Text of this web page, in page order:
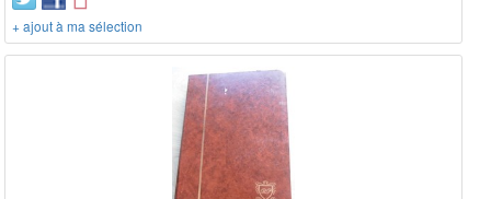
+ ajout à ma sélection